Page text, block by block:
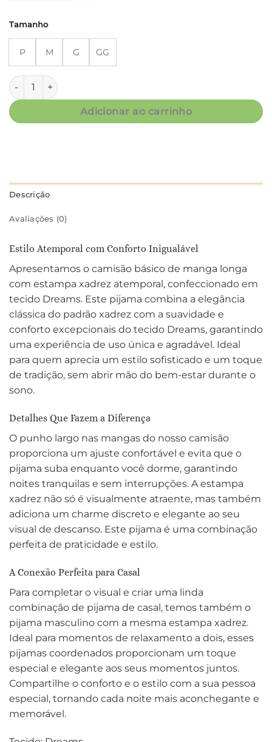
Tamanho
P M G GG
Camisão Manga Longa - Dreams Xadrez Marinho - Col. Edu
Adicionar ao carrinho
Descrição
Avaliações (0)
Estilo Atemporal com Conforto Inigualável
Apresentamos o camisão básico de manga longa
com estampa xadrez atemporal, confeccionado em
tecido Dreams. Este pijama combina a elegância
clássica do padrão xadrez com a suavidade e
conforto excepcionais do tecido Dreams, garantindo
uma experiência de uso única e agradável. Ideal
para quem aprecia um estilo sofisticado e um toque
de tradição, sem abrir mão do bem-estar durante o
sono.
Detalhes Que Fazem a Diferença
O punho largo nas mangas do nosso camisão
proporciona um ajuste confortável e evita que o
pijama suba enquanto você dorme, garantindo
noites tranquilas e sem interrupções. A estampa
xadrez não só é visualmente atraente, mas também
adiciona um charme discreto e elegante ao seu
visual de descanso. Este pijama é uma combinação
perfeita de praticidade e estilo.
A Conexão Perfeita para Casal
Para completar o visual e criar uma linda
combinação de pijama de casal, temos também o
pijama masculino com a mesma estampa xadrez.
Ideal para momentos de relaxamento a dois, esses
pijamas coordenados proporcionam um toque
especial e elegante aos seus momentos juntos.
Compartilhe o conforto e o estilo com a sua pessoa
especial, tornando cada noite mais aconchegante e
memorável.